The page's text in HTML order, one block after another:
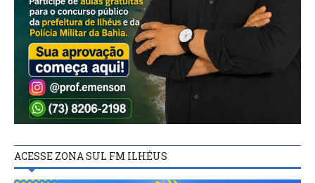
ACESSE ZONA SUL FM ILHÉUS